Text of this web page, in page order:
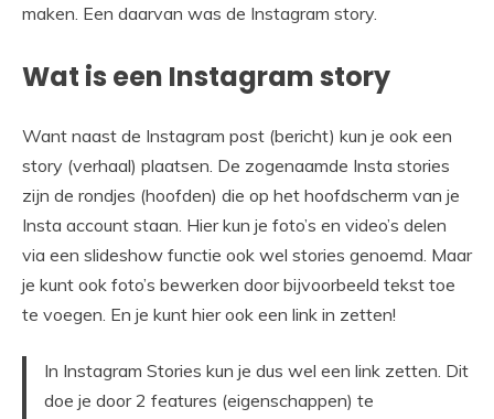
maken. Een daarvan was de Instagram story.
Wat is een Instagram story
Want naast de Instagram post (bericht) kun je ook een
story (verhaal) plaatsen. De zogenaamde Insta stories
zijn de rondjes (hoofden) die op het hoofdscherm van je
Insta account staan. Hier kun je foto’s en video’s delen
via een slideshow functie ook wel stories genoemd. Maar
je kunt ook foto’s bewerken door bijvoorbeeld tekst toe
te voegen. En je kunt hier ook een link in zetten!
In Instagram Stories kun je dus wel een link zetten. Dit
doe je door 2 features (eigenschappen) te